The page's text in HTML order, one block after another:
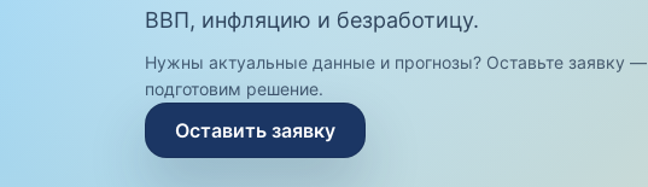
ВВП, инфляцию и безработицу.
Нужны актуальные данные и прогнозы? Оставьте заявку —
подготовим решение.
Оставить заявку